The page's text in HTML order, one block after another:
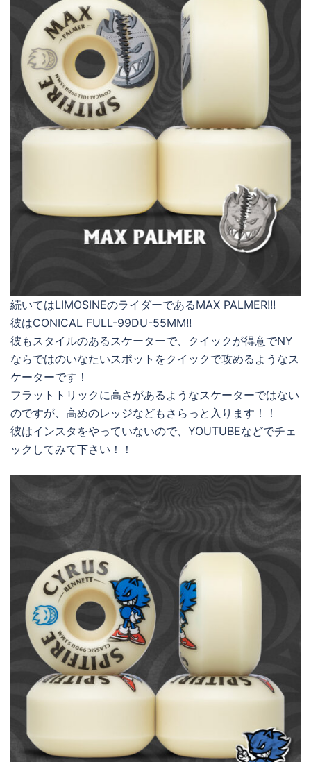
続いてはLIMOSINEのライダーであるMAX PALMER!!!
彼はCONICAL FULL-99DU-55MM!!
彼もスタイルのあるスケーターで、クイックが得意でNY
ならではのいなたいスポットをクイックで攻めるようなス
ケーターです！
フラットトリックに高さがあるようなスケーターではない
のですが、高めのレッジなどもさらっと入ります！！
彼はインスタをやっていないので、YOUTUBEなどでチェ
ックしてみて下さい！！